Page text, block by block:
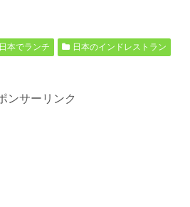
日本でランチ
日本のインドレストラン
ンサーリンク